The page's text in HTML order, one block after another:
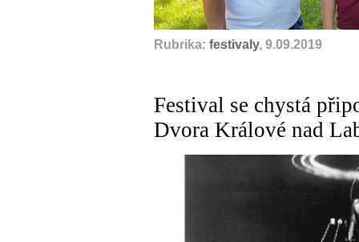
Rubrika: festivaly, 9.09.2019
Festival se chystá
Dvora Králové nad